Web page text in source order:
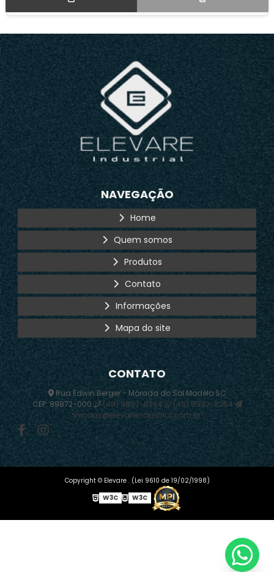
NAVEGAÇÃO
Home
Quem somos
Produtos
Contato
Informações
Mapa do site
CONTATO
Rua Edwin Berger - Morada do Sol Modelo SC
CEP: 89872-000
(49) 9992-8264
(49) 9992-8264
vendas@elevareindustrial.com.br
Copyright © Elevare . (Lei 9610 de 19/02/1998)
W3C
W3C